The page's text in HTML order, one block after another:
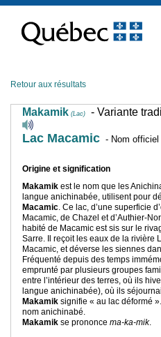
contenu
Retour aux résultats
Makamik (Lac) - Variante
Lac Macamic - Nom officiel
Origine et signification
Makamik est le nom que les
langue anichinabée, utilisent pour
Macamic. Ce lac, d’une superficie
Macamic, de Chazel et d’Authier-
habité de Macamic est sis sur le
Sarre. Il reçoit les eaux de la rivière
Macamic, et déverse les siennes
Fréquenté depuis des temps
emprunté par plusieurs groupes
entre l’intérieur des terres, où ils
langue anichinabée), où ils
Makamik signifie « au lac déformé
nom anichinabé.
Makamik se prononce ma-ka-mik.